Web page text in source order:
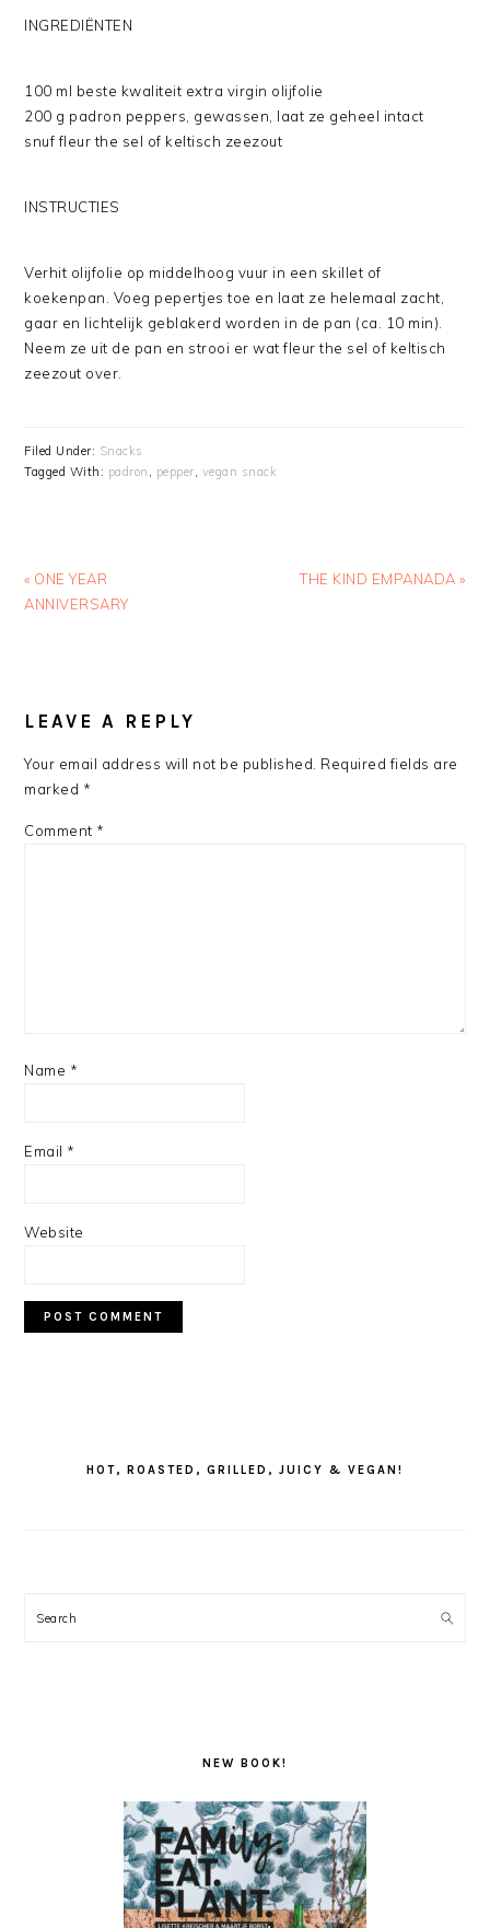
INGREDIËNTEN
100 ml beste kwaliteit extra virgin olijfolie
200 g padron peppers, gewassen, laat ze geheel intact
snuf fleur the sel of keltisch zeezout
INSTRUCTIES
Verhit olijfolie op middelhoog vuur in een skillet of
koekenpan. Voeg pepertjes toe en laat ze helemaal zacht,
gaar en lichtelijk geblakerd worden in de pan (ca. 10 min).
Neem ze uit de pan en strooi er wat fleur the sel of keltisch
zeezout over.
Filed Under: Snacks
Tagged With: padron , pepper, vegan snack
Previous
Post:
« ONE YEAR
ANNIVERSARY
Next
THE KIND EMPANADA »
INTERACTIONS
LEAVE A REPLY
Your email address will not be published. Required fields are
marked *
Comment *
Name *
Email *
Website
HOT, ROASTED, GRILLED, JUICY & VEGAN!
Search
NEW BOOK!